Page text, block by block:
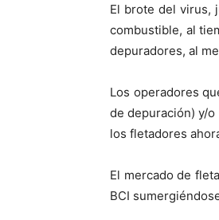
El brote del virus,
combustible, al
depuradores, al
Los operadores
de depuración) y/
los fletadores
El mercado de
BCI